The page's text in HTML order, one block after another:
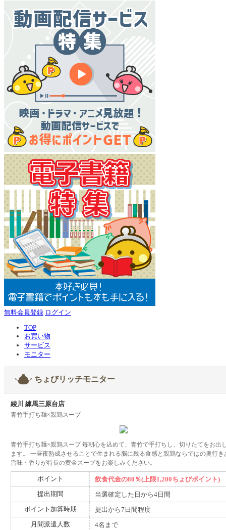
無料会員登録 ログイン
TOP
お買い物
サービス
モニター
ちょびリッチモニター
綾川 練馬三原台店
青竹手打ち麺×親鶏スープ
青竹手打ち麺×親鶏スープ 毎朝心を込めて、青竹で手打ちし、切りたてをお出
ます。 一昼夜熟成させることで生まれる脳に残る食感と親鶏ならではの奥行き
旨味・香りが特長の黄金スープをお楽しみください。
ポイント
飲食代金の80％(上限1,200ちょびポイント)
提出期間
当選確定した日から4日間
ポイント加算時期
提出から7日間程度
月間派遣人数
4名まで